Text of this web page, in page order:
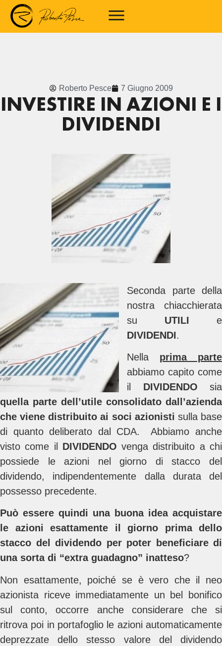
Roberto Pesce 7 Giugno 2009
INVESTIRE IN AZIONI E I
DIVIDENDI
Seconda parte della
nostra chiacchierata
su UTILI e
DIVIDENDI.
Nella prima parte
abbiamo capito come
il DIVIDENDO sia
quella parte dell’utile consolidato dall’azienda
che viene distribuito ai soci azionisti sulla base
di quanto deliberato dal CDA. Abbiamo anche
visto come il DIVIDENDO venga distribuito a chi
possiede le azioni nel giorno di stacco del
dividendo, indipendentemente dalla durata del
possesso precedente.
Può essere quindi una buona idea acquistare
le azioni esattamente il giorno prima dello
stacco del dividendo per poter beneficiare di
una sorta di “extra guadagno” inatteso?
Non esattamente, poiché se è vero che il neo
azionista riceve immediatamente un bel bonifico
sul conto, occorre anche considerare che si
ritrova poi in portafoglio le azioni automaticamente
deprezzate dello stesso valore del dividendo